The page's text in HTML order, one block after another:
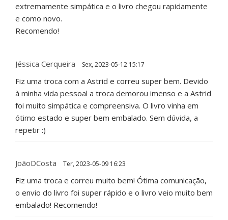
extremamente simpática e o livro chegou rapidamente
e como novo.
Recomendo!
Jéssica Cerqueira Sex, 2023-05-12 15:17
Fiz uma troca com a Astrid e correu super bem. Devido
à minha vida pessoal a troca demorou imenso e a Astrid
foi muito simpática e compreensiva. O livro vinha em
ótimo estado e super bem embalado. Sem dúvida, a
repetir :)
JoãoDCosta Ter, 2023-05-09 16:23
Fiz uma troca e correu muito bem! Ótima comunicação,
o envio do livro foi super rápido e o livro veio muito bem
embalado! Recomendo!